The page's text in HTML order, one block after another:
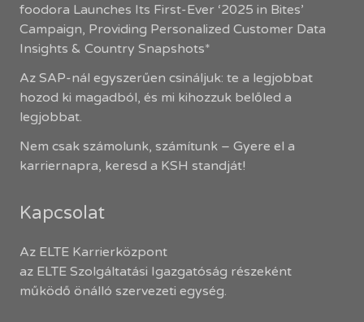
foodora Launches Its First-Ever ‘2025 in Bites’
Campaign, Providing Personalized Customer Data
Insights & Country Snapshots*
Az SAP-nál egyszerűen csináljuk: te a legjobbat
hozod ki magadból, és mi kihozzuk belőled a
legjobbat.
Nem csak számolunk, számítunk – Gyere el a
karriernapra, keresd a KSH standját!
Kapcsolat
Az ELTE Karrierközpont
az ELTE Szolgáltatási Igazgatóság részeként
működő önálló szervezeti egység.